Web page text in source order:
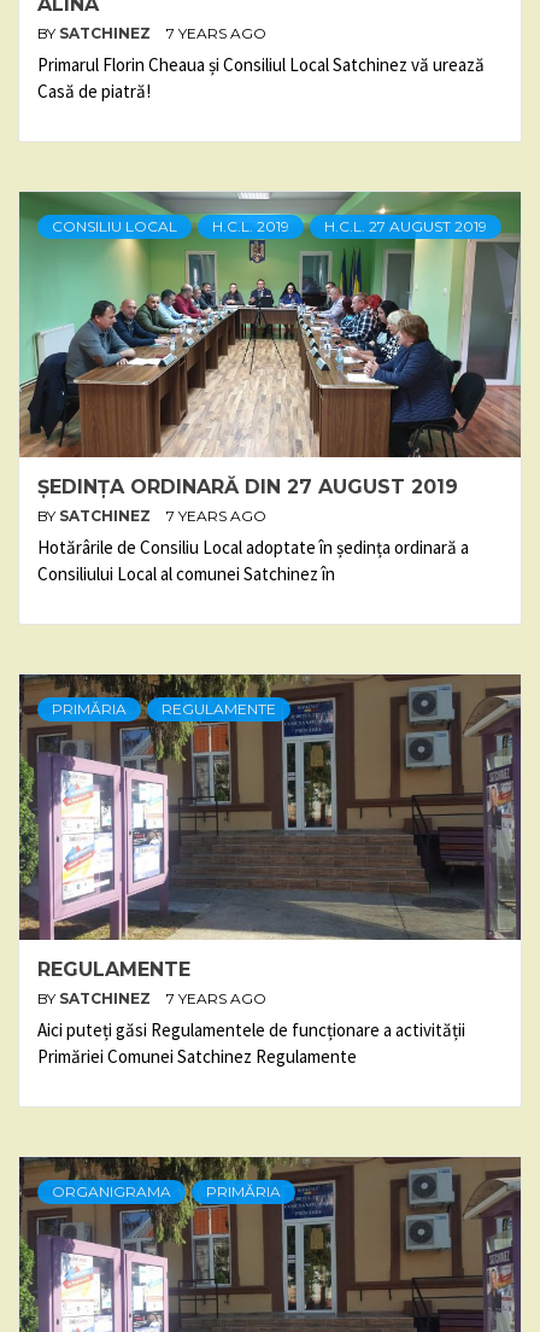
BY SATCHINEZ 7 YEARS AGO
Primarul Florin Cheaua și Consiliul Local Satchinez vă urează
Casă de piatră!
CONSILIU LOCAL H.C.L. 2019 H.C.L. 27 AUGUST 2019
ȘEDINȚA ORDINARĂ DIN 27 AUGUST 2019
BY SATCHINEZ 7 YEARS AGO
Hotărârile de Consiliu Local adoptate în ședința ordinară a
Consiliului Local al comunei Satchinez în
PRIMĂRIA REGULAMENTE
REGULAMENTE
BY SATCHINEZ 7 YEARS AGO
Aici puteți găsi Regulamentele de funcționare a activității
Primăriei Comunei Satchinez Regulamente
ORGANIGRAMA PRIMĂRIA